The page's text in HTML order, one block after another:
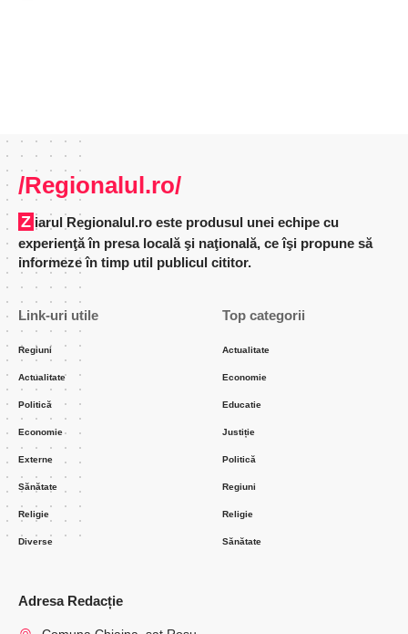
/Regionalul.ro/
Ziarul Regionalul.ro este produsul unei echipe cu
experienţă în presa locală şi naţională, ce îşi propune să
informeze în timp util publicul cititor.
Link-uri utile
Regiuni
Actualitate
Politică
Economie
Externe
Sănătate
Religie
Diverse
Top categorii
Actualitate
Economie
Educatie
Justiție
Politică
Regiuni
Religie
Sănătate
Adresa Redacție